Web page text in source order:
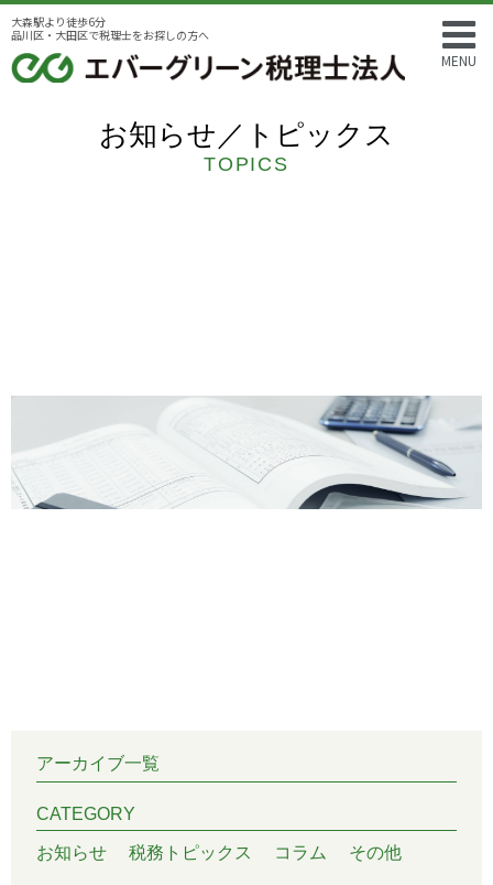
MENU
大森駅より徒歩6分
品川区・大田区で税理士をお探しの方へ
お知らせ／トピックス
TOPICS
アーカイブ一覧
CATEGORY
お知らせ 税務トピックス コラム その他